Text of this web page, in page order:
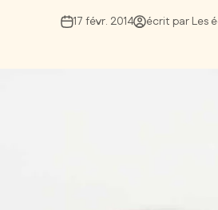
17 févr. 2014 écrit par Les